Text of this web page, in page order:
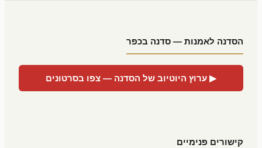
הסדנה לאמנות — סדנה בכפר
▶ ערוץ היוטיוב של הסדנה — צפו בסרטונים
קישורים פנימיים